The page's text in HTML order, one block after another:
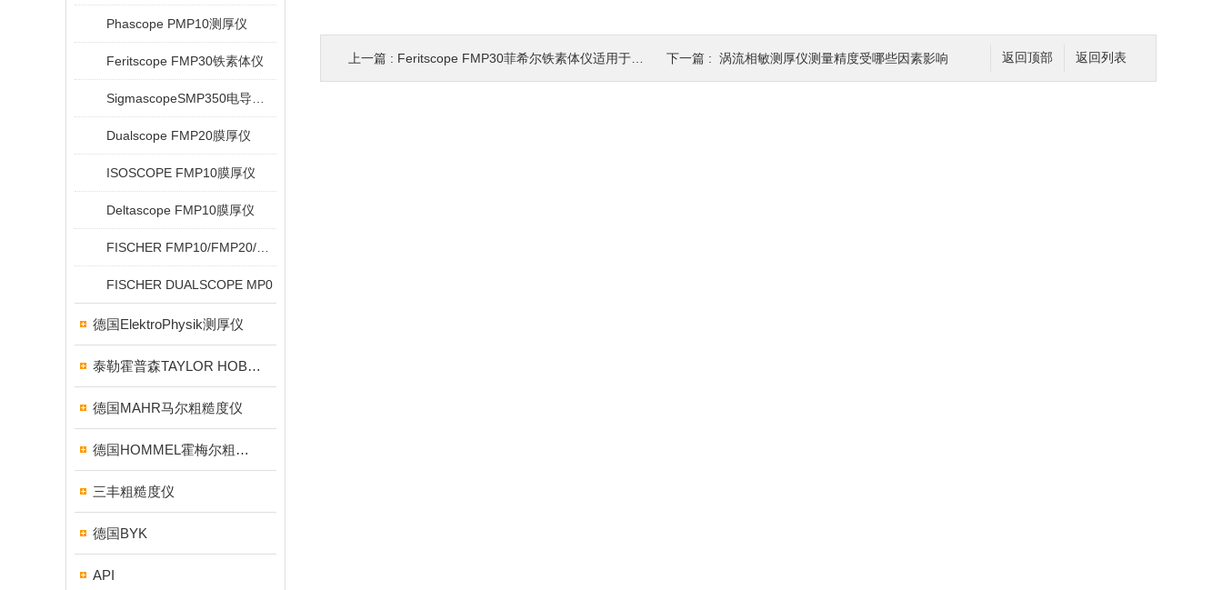
Phascope PMP10测厚仪
Feritscope FMP30铁素体仪
Dualscope FMP20膜厚仪
ISOSCOPE FMP10膜厚仪
Deltascope FMP10膜厚仪
FISCHER DUALSCOPE MP0
德国ElektroPhysik测厚仪
泰勒霍普森TAYLOR HOBSON粗糙度仪
德国MAHR马尔粗糙度仪
德国HOMMEL霍梅尔粗糙度仪
三丰粗糙度仪
德国BYK
API
返回列表
返回顶部
上一篇 : Feritscope FMP30菲希尔铁素体仪适用于各种形状和大小的样品 下一篇 : 涡流相敏测厚仪测量精度受哪些因素影响